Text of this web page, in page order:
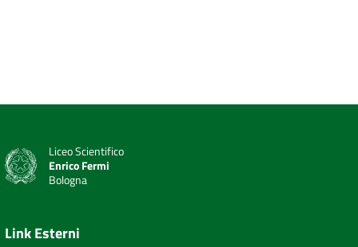
Liceo Scientifico
Enrico Fermi
Bologna
Link Esterni